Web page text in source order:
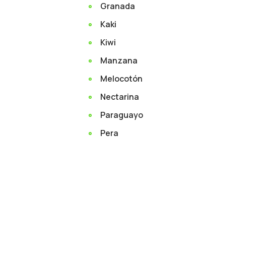
Granada
Kaki
Kiwi
Manzana
Melocotón
Nectarina
Paraguayo
Pera